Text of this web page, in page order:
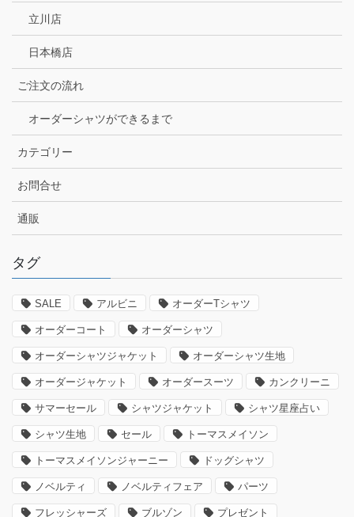
立川店
日本橋店
ご注文の流れ
オーダーシャツができるまで
カテゴリー
お問合せ
通販
タグ
SALE アルビニ オーダーTシャツ
オーダーコート オーダーシャツ
オーダーシャツジャケット オーダーシャツ生地
オーダージャケット オーダースーツ カンクリーニ
サマーセール シャツジャケット シャツ星座占い
シャツ生地 セール トーマスメイソン
トーマスメイソンジャーニー ドッグシャツ
ノベルティ ノベルティフェア パーツ
フレッシャーズ ブルゾン プレゼント